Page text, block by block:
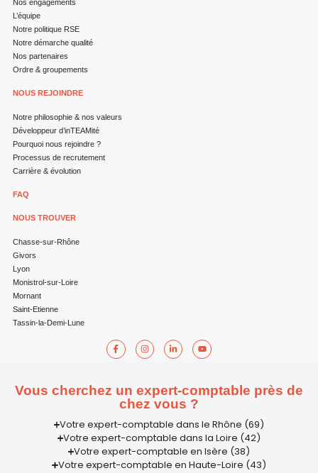
Nos engagements
L’équipe
Notre politique RSE
Notre démarche qualité
Nos partenaires
Ordre & groupements
NOUS REJOINDRE
Notre philosophie & nos valeurs
Développeur d’inTEAMité
Pourquoi nous rejoindre ?
Processus de recrutement
Carrière & évolution
FAQ
NOUS TROUVER
Chasse-sur-Rhône
Givors
Lyon
Monistrol-sur-Loire
Mornant
Saint-Etienne
Tassin-la-Demi-Lune
Vous cherchez un expert-comptable près de
chez vous ?
Votre expert-comptable dans le Rhône (69)
Votre expert-comptable dans la Loire (42)
Votre expert-comptable en Isère (38)
Votre expert-comptable en Haute-Loire (43)